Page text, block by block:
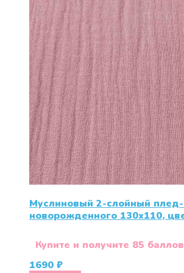
Муслиновый 2-слойный
новорожденного 130х110,
Купите и получите 85
1690 ₽